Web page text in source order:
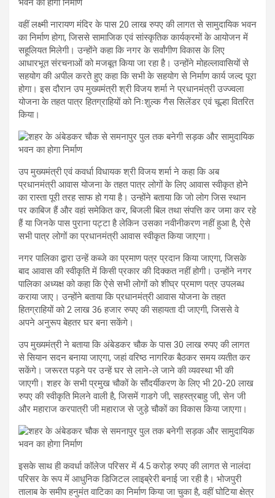
वहीं लक्ष्मी नारायण मंदिर के पास 20 लाख रुपए की लागत से सामुदायिक भवन
का निर्माण होगा, जिससे सामाजिक एवं सांस्कृतिक कार्यक्रमों के आयोजन में
सहूलियत मिलेगी। उन्होंने कहा कि नगर के सर्वांगीण विकास के लिए
आधारभूत संरचनाओं को मजबूत किया जा रहा है। उन्होंने मोहल्लावासियों से
सहयोग की अपील करते हुए कहा कि सभी के सहयोग से निर्माण कार्य जल्द पूरा
होगा। इस दौरान उप मुख्यमंत्री श्री विजय शर्मा ने प्रधानमंत्री उज्ज्वला
योजना के तहत पात्र हितग्राहियों को निःशुल्क गैस सिलेंडर एवं चूल्हा वितरित
किया।
उप मुख्यमंत्री एवं कवर्धा विधायक श्री विजय शर्मा ने कहा कि अब
प्रधानमंत्री आवास योजना के तहत पात्र लोगों के लिए आवास स्वीकृत होने
का रास्ता पूरी तरह साफ हो गया है। उन्होंने बताया कि जो लोग जिस स्थान
पर काबिज हैं और वहां समेकित कर, बिजली बिल तथा संपत्ति कर जमा कर रहे
हैं या जिनके पास पुराना पट्टा है लेकिन उसका नवीनीकरण नहीं हुआ है, ऐसे
सभी पात्र लोगों का प्रधानमंत्री आवास स्वीकृत किया जाएगा।
नगर पालिका द्वारा उन्हें कब्जे का प्रमाण पत्र प्रदान किया जाएगा, जिसके
बाद आवास की स्वीकृति में किसी प्रकार की दिक्कत नहीं होगी। उन्होंने नगर
पालिका अध्यक्ष को कहा कि ऐसे सभी लोगों को शीघ्र प्रमाण पत्र उपलब्ध
कराया जाए। उन्होंने बताया कि प्रधानमंत्री आवास योजना के तहत
हितग्राहियों को 2 लाख 36 हजार रुपए की सहायता दी जाएगी, जिससे वे
अपने अनुरूप बेहतर घर बना सकेंगे।
उप मुख्यमंत्री ने बताया कि अंबेडकर चौक के पास 30 लाख रुपए की लागत
से सियान सदन बनाया जाएगा, जहां वरिष्ठ नागरिक बैठकर समय व्यतीत कर
सकेंगे। जरूरत पड़ने पर उन्हें घर से लाने-ले जाने की व्यवस्था भी की
जाएगी। शहर के सभी प्रमुख चौकों के सौंदर्यीकरण के लिए भी 20-20 लाख
रुपए की स्वीकृति मिलने वाली है, जिसमें गाडगे जी, सहस्त्रबाहु जी, सेन जी
और महाराज करपात्री जी महाराज से जुड़े चौकों का विकास किया जाएगा।
इसके साथ ही कवर्धा कॉलेज परिसर में 4.5 करोड़ रुपए की लागत से नालंदा
परिसर के रूप में आधुनिक डिजिटल लाइब्रेरी बनाई जा रही है। भोजपुरी
तालाब के समीप हनुमंत वाटिका का निर्माण किया जा चुका है, वहीं घोटिया क्षेत्र